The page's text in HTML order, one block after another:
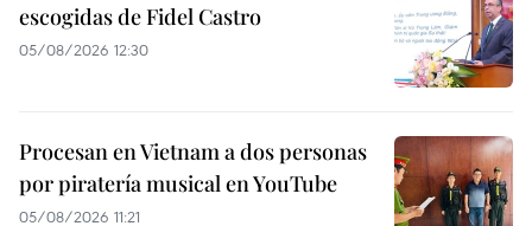
escogidas de Fidel Castro
05/08/2026 12:30
Procesan en Vietnam a dos personas
por piratería musical en YouTube
05/08/2026 11:21